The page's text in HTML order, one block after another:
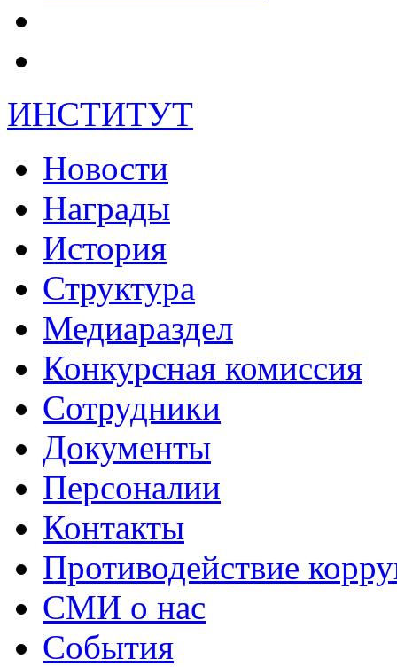
ИНСТИТУТ
Новости
Награды
История
Структура
Медиараздел
Конкурсная комиссия
Сотрудники
Документы
Персоналии
Контакты
Противодействие
СМИ о нас
События